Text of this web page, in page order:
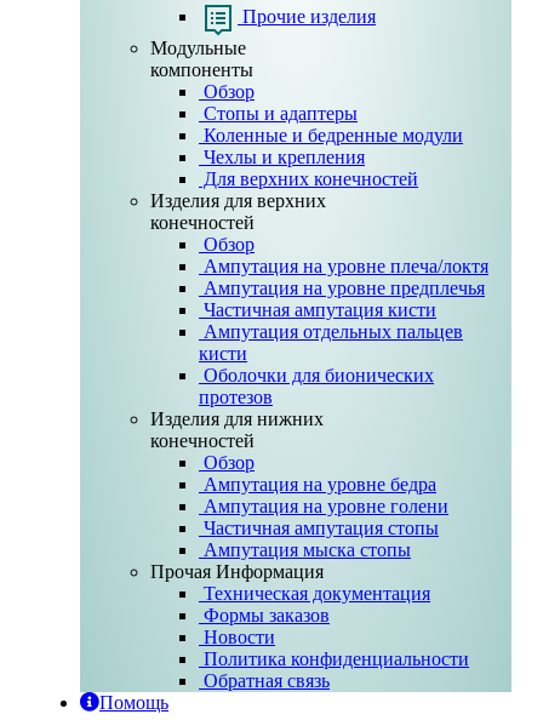
Прочие изделия
Модульные
компоненты
Обзор
Стопы и адаптеры
Коленные и бедренные модули
Чехлы и крепления
Для верхних конечностей
Изделия для верхних
конечностей
Обзор
Ампутация на уровне плеча/локтя
Ампутация на уровне предплечья
Частичная ампутация кисти
Ампутация отдельных пальцев
кисти
Оболочки для бионических
протезов
Изделия для нижних
конечностей
Обзор
Ампутация на уровне бедра
Ампутация на уровне голени
Частичная ампутация стопы
Ампутация мыска стопы
Прочая Информация
Техническая документация
Формы заказов
Новости
Политика конфиденциальности
Обратная связь
Помощь